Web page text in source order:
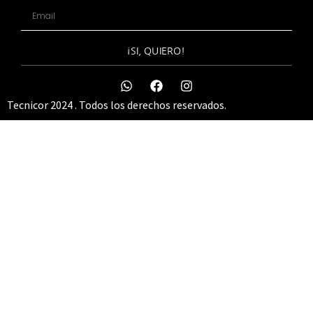
¡SI, QUIERO!
Tecnicor 2024 . Todos los derechos reservados.